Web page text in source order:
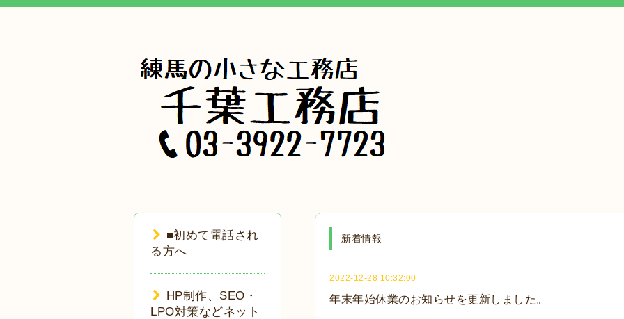
新着情報
2022-12-28 10:32:00
年末年始休業のお知らせを更新しました。
■初めて電話され
る方へ
HP制作、SEO・
LPO対策などネット